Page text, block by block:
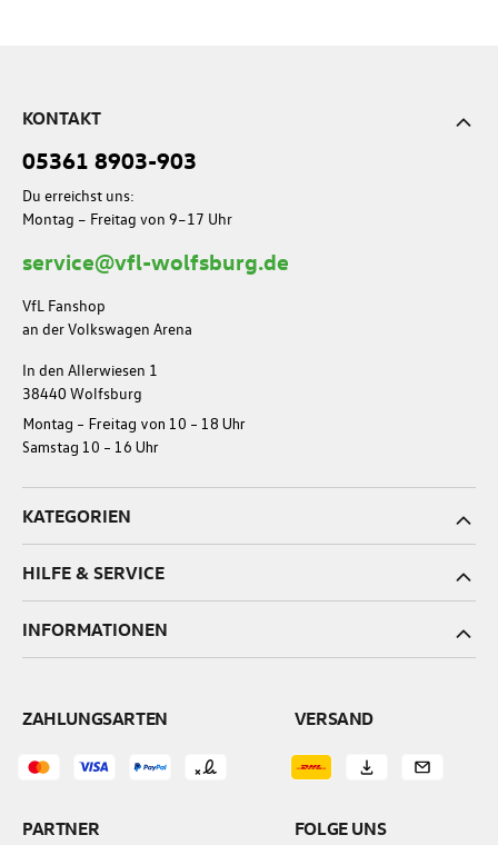
KONTAKT
05361 8903-903
Du erreichst uns:
Montag – Freitag von 9–17 Uhr
service@vfl-wolfsburg.de
VfL Fanshop
an der Volkswagen Arena
In den Allerwiesen 1
38440 Wolfsburg
Montag – Freitag von 10 – 18 Uhr
Samstag 10 – 16 Uhr
KATEGORIEN
HILFE & SERVICE
INFORMATIONEN
PARTNER
VERSAND
ZAHLUNGSARTEN
FOLGE UNS